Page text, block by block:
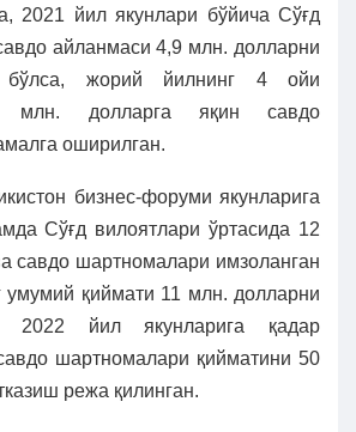
2021 йил якунлари бўйича Сўғд
айланмаси 4,9 млн. долларни
бўлса, жорий йилнинг 4 ойи
млн. долларга яқин савдо
оширилган.
бизнес-форуми якунларига
Сўғд вилоятлари ўртасида 12
савдо шартномалари имзоланган
умумий қиймати 11 млн. долларни
2022 йил якунларига қадар
шартномалари қийматини 50
режа қилинган.